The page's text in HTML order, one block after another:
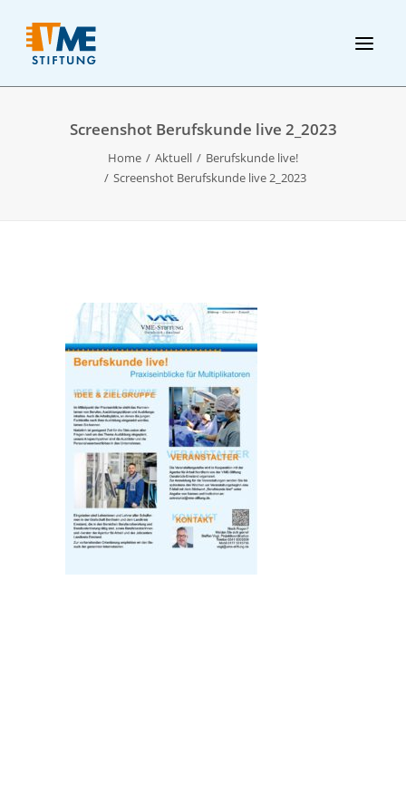
Screenshot Berufskunde live 2_2023
Home Aktuell
Berufskunde live!
Screenshot Berufskunde live 2_2023